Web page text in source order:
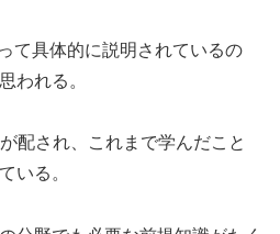
て具体的に説明されているの
われる。
が配され、これまで学んだこと
いる。